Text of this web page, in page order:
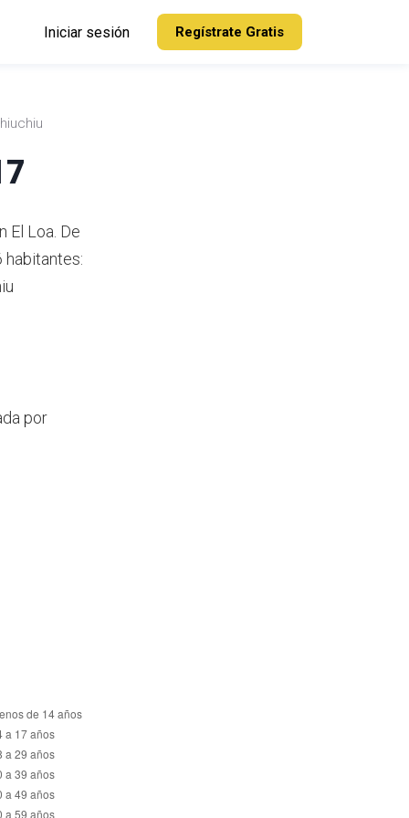
Iniciar sesión Regístrate Gratis
El Loa. De
habitantes:
por